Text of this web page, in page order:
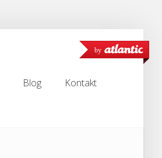
by
Blog
Kontakt